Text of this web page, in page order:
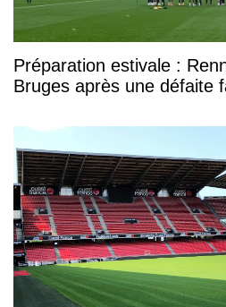
Préparation estivale :
Bruges après une défaite